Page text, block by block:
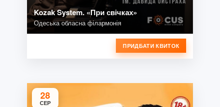
Kozak System. «При свічках»
Одеська обласна філармонія
ПРИДБАТИ КВИТОК
28
СЕР